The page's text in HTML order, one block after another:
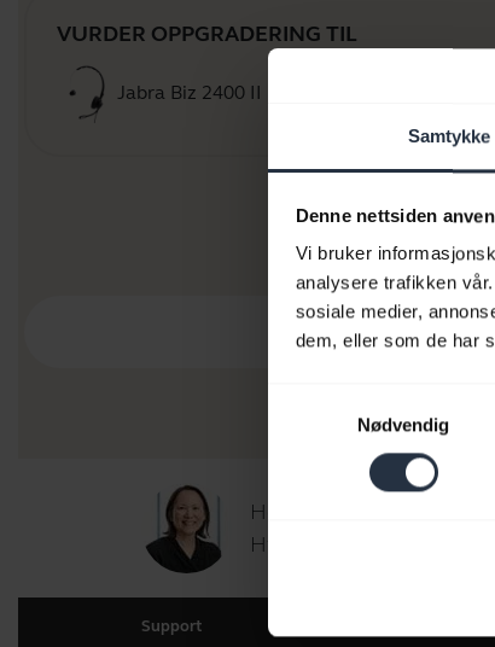
Samtykke
Denne nettsiden
Vi bruker
analysere trafikken
sosiale medier,
dem, eller som de har
Nødvendig
VURDER OPPGRADERING TIL
Jabra Biz 2400 II Duo / Mono
Hei!
Hvordan kan vi hjelpe deg
Support